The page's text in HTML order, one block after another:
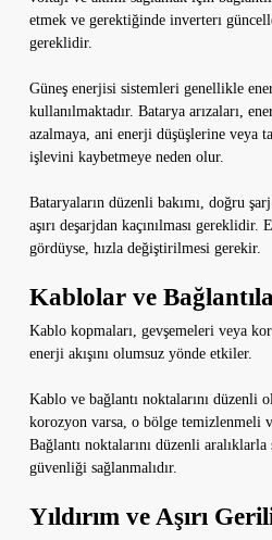
etmek ve gerektiğinde inverterı
gereklidir.
Güneş enerjisi sistemleri genellikle
kullanılmaktadır. Batarya arızaları,
azalmaya, ani enerji düşüşlerine veya
işlevini kaybetmeye neden olur.
Bataryaların düzenli bakımı, doğru
aşırı deşarjdan kaçınılması
gördüyse, hızla değiştirilmesi gerekir.
Kablolar ve
Kablo kopmaları, gevşemeleri veya
enerji akışını olumsuz yönde etkiler.
Kablo ve bağlantı noktalarını düzenli
korozyon varsa, o bölge temizlenmeli
Bağlantı noktalarını düzenli aralıklarla
güvenliği sağlanmalıdır.
Yıldırım ve Aşırı